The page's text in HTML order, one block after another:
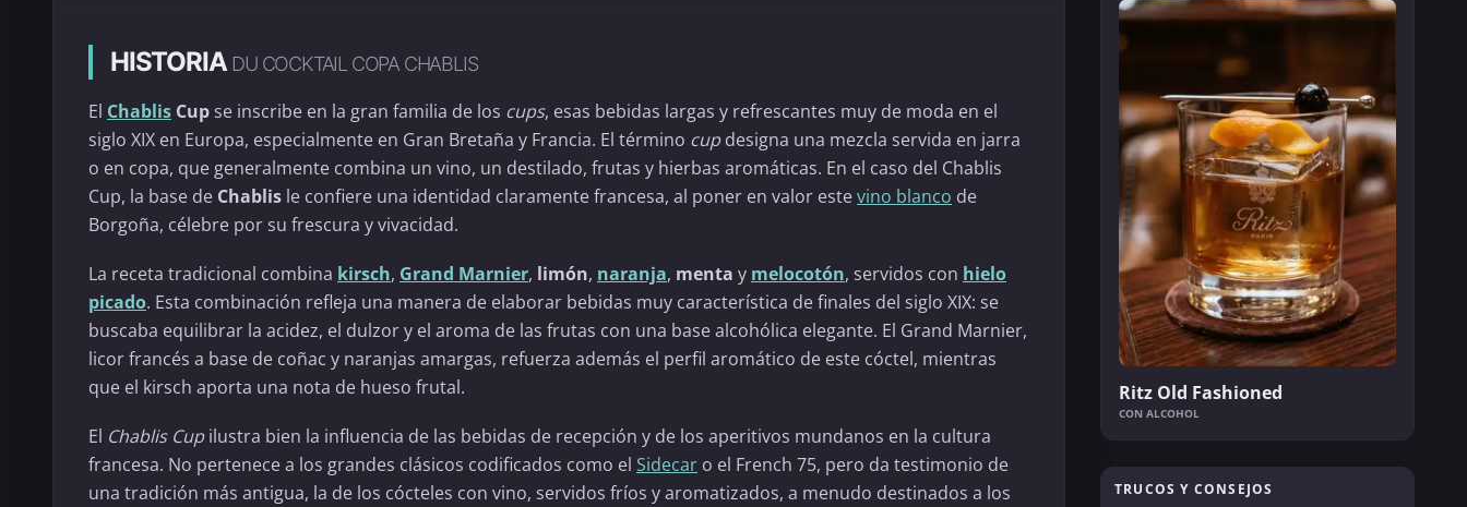
HISTORIADU COCKTAIL COPA CHABLIS
El Chablis Cup se inscribe en la gran familia de los cups, esas bebidas largas y refrescantes muy de moda en el
siglo XIX en Europa, especialmente en Gran Bretaña y Francia. El término cupdesigna una mezcla servida en jarra
o en copa, que generalmente combina un vino, un destilado, frutas y hierbas aromáticas. En el caso del Chablis
Cup, la base de Chablis le confiere una identidad claramente francesa, al poner en valor estevino blanco de
Borgoña, célebre por su frescura y vivacidad.
La receta tradicional combina kirsch, Grand Marnier, limón, naranja, menta y melocotón, servidos con hielo
picado. Esta combinación refleja una manera de elaborar bebidas muy característica de finales del siglo XIX: se
buscaba equilibrar la acidez, el dulzor y el aroma de las frutas con una base alcohólica elegante. El Grand Marnier,
licor francés a base de coñac y naranjas amargas, refuerza además el perfil aromático de este cóctel, mientras
que el kirsch aporta una nota de hueso frutal.
El Chablis Cupilustra bien la influencia de las bebidas de recepción y de los aperitivos mundanos en la cultura
francesa. No pertenece a los grandes clásicos codificados como el Sidecar o el French 75, pero da testimonio de
una tradición más antigua, la de los cócteles con vino, servidos fríos y aromatizados, a menudo destinados a los
Ritz Old Fashioned
CON ALCOHOL
TRUCOS Y CONSEJOS